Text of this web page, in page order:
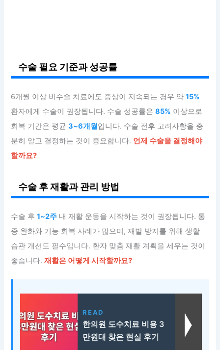
수술 필요 기준과 성공률
6개월 이상 비수술 치료에도 증상이 지속되는 경우 약15%
환자에게 수술이 권장됩니다. 수술 성공률은85% 이상으로
회복 기간은 평균3~6개월입니다. 수술 전후 고려사항을 충
분히 알고 결정하는 것이 중요합니다. 언제 수술을 결정해야
할까요?
수술 후 재활과 관리 방법
수술 후1~2주 내 재활 운동을 시작하는 것이 권장됩니다. 통
증 완화와 기능 회복 사례가 많으며, 재발 방지를 위해 생활
습관 개선도 필수입니다. 환자 맞춤 재활 계획을 세우는 것이
좋습니다.재활은 어떻게 시작할까요?
READ
한의원 도수치료 비용 3
만원대 찾은 현실 후기